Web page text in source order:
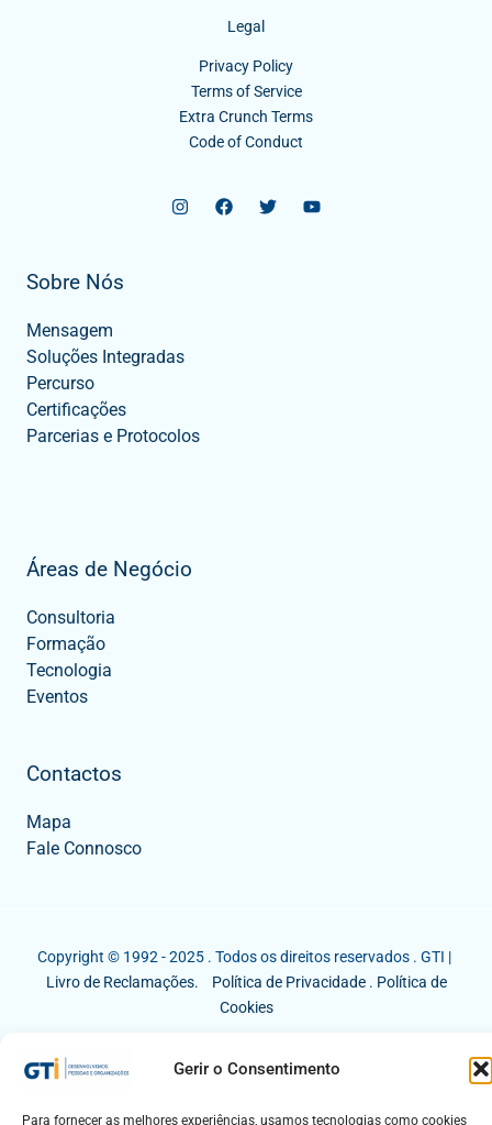
Gerir o Consentimento
Para fornecer as melhores experiências, usamos tecnologias como cookies
Legal
Privacy Policy
Terms of Service
Extra Crunch Terms
Code of Conduct
Sobre Nós
Mensagem
Soluções Integradas
Percurso
Certificações
Parcerias e Protocolos
Áreas de Negócio
Consultoria
Formação
Tecnologia
Eventos
Contactos
Mapa
Fale Connosco
Copyright © 1992 - 2025 . Todos os direitos reservados . GTI |
Livro de Reclamações.
Política de Privacidade. Política de
Cookies